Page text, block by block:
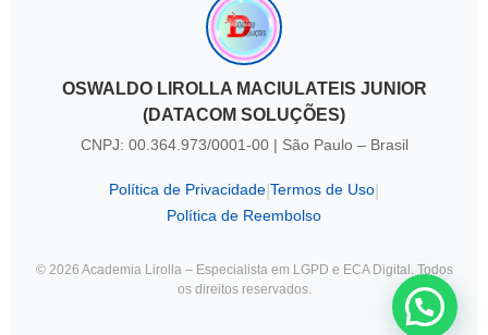
OSWALDO LIROLLA MACIULATEIS JUNIOR
(DATACOM SOLUÇÕES)
CNPJ: 00.364.973/0001-00 | São Paulo – Brasil
Política de Privacidade Termos de Uso
Política de Reembolso
© 2026 Academia Lirolla – Especialista em LGPD e ECA Digital. Todos
os direitos reservados.